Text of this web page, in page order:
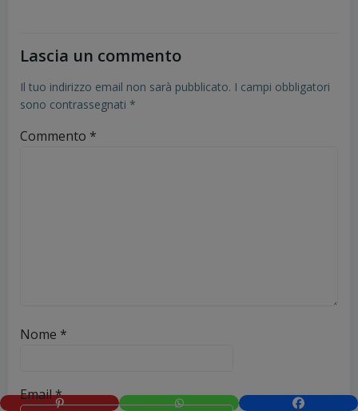
Lascia un commento
Il tuo indirizzo email non sarà pubblicato. I campi obbligatori
sono contrassegnati *
Commento *
Nome *
Email*